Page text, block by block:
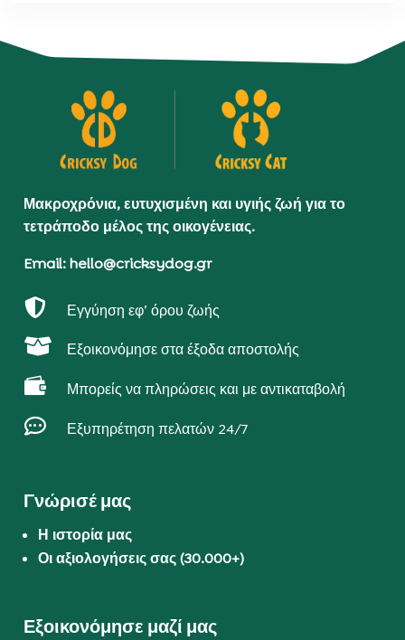
Μακροχρόνια, ευτυχισμένη και υγιής ζωή για το
τετράποδο μέλος της οικογένειας.
Email: hello@cricksydog.gr
 Εγγύηση εφ’ όρου ζωής
 Εξοικονόμησε στα έξοδα αποστολής
 Μπορείς να πληρώσεις και με αντικαταβολή
 Εξυπηρέτηση πελατών 24/7
Γνώρισέ μας
Η ιστορία μας
Οι αξιολογήσεις σας (30.000+)
Εξοικονόμησε μαζί μας